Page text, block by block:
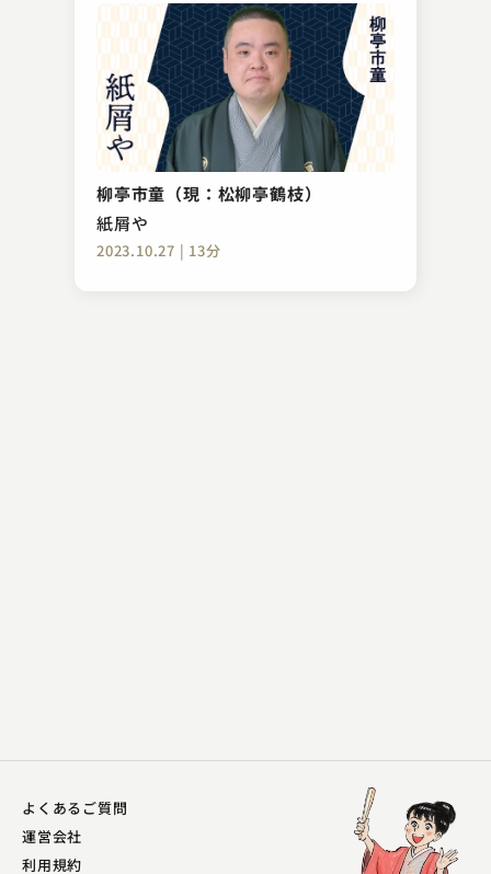
柳亭市童（現：松柳亭鶴枝）
紙屑や
2023.10.27 | 13分
笑福亭 羽光
読書感想文
2023.11.07 | 8分
よくあるご質問
運営会社
利用規約